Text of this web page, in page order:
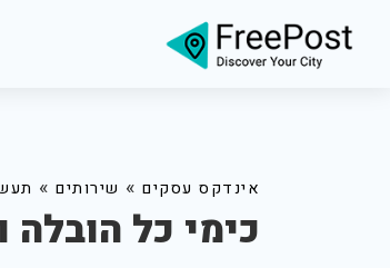
אינדקס עסקים » שירותים »
כימי כל